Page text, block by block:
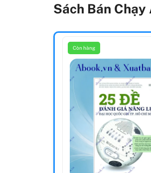
Sách Bán
Còn hàng